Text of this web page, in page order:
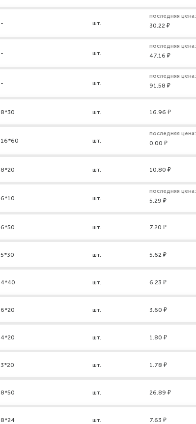
- шт.
последняя цена:
30.22 ₽
- шт.
последняя цена:
47.16 ₽
- шт.
последняя цена:
91.58 ₽
8*30 шт. 16.96 ₽
16*60 шт.
последняя цена:
0.00 ₽
8*20 шт. 10.80 ₽
6*10 шт.
последняя цена:
5.29 ₽
6*50 шт. 7.20 ₽
5*30 шт. 5.62 ₽
4*40 шт. 6.23 ₽
6*20 шт. 3.60 ₽
4*20 шт. 1.80 ₽
3*20 шт. 1.78 ₽
8*50 шт. 26.89 ₽
8*24 шт. 7.63 ₽